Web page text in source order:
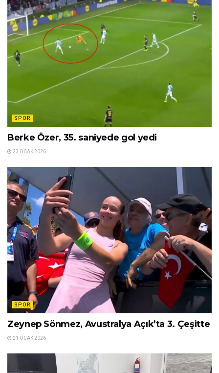
SPOR
Berke Özer, 35. saniyede gol yedi
23 OCAK 2026
SPOR
Zeynep Sönmez, Avustralya Açık’ta 3. Çeşitte
21 OCAK 2026